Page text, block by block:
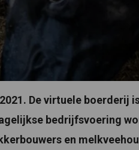
De virtuele boerderij
bedrijfsvoering
en